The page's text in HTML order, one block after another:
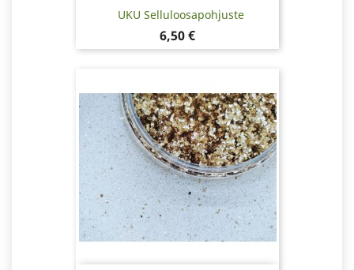
UKU Selluloosapohjuste
Hinta
6,50 €